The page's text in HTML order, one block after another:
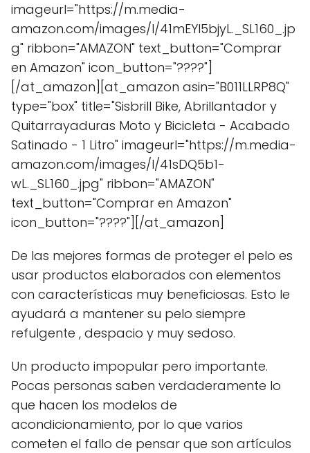
imageurl="https://m.media-
amazon.com/images/I/41mEYl5bjyL._SL160_.jp
g" ribbon="AMAZON" text_button="Comprar
en Amazon" icon_button="????"]
[/at_amazon][at_amazon asin="B011LLRP8Q"
type="box" title="Sisbrill Bike, Abrillantador y
Quitarrayaduras Moto y Bicicleta - Acabado
Satinado - 1 Litro" imageurl="https://m.media-
amazon.com/images/I/41sDQ5b1-
wL._SL160_.jpg" ribbon="AMAZON"
text_button="Comprar en Amazon"
icon_button="????"][/at_amazon]
De las mejores formas de proteger el pelo es
usar productos elaborados con elementos
con características muy beneficiosas. Esto le
ayudará a mantener su pelo siempre
refulgente , despacio y muy sedoso.
Un producto impopular pero importante.
Pocas personas saben verdaderamente lo
que hacen los modelos de
acondicionamiento, por lo que varios
cometen el fallo de pensar que son artículos